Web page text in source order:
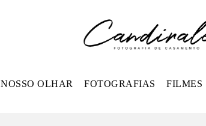
NOSSO OLHAR FOTOGRAFIAS FILMES